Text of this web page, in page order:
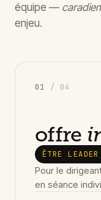
équipe —
enjeu.
01 / 04
offre
ÊTRE
Pour le
en séance